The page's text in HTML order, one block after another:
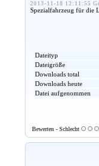
2013-11-18 12:11:55
Spezialfahrzeug für die
Dateityp
Dateigröße
Downloads total
Downloads heute
Datei aufgenommen
Bewerten - Schlecht